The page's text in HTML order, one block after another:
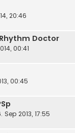
20:46
Doctor
00:41
00:45
Sep 2013, 17:55